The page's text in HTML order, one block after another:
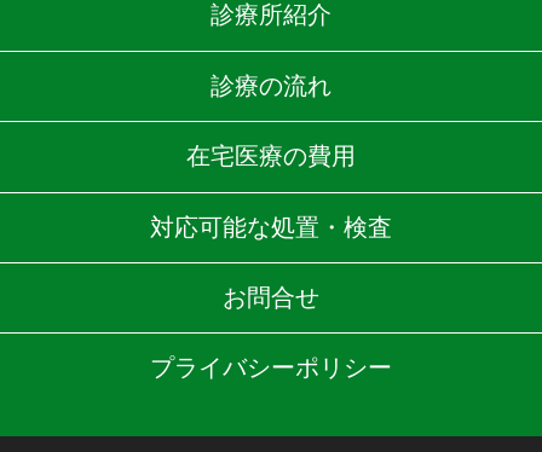
診療所紹介
診療の流れ
在宅医療の費用
対応可能な処置・検査
お問合せ
プライバシーポリシー